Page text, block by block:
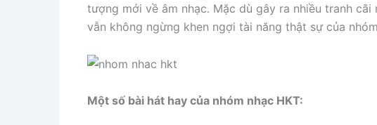
tượng mới về âm nhạc. Mặc dù gây ra nhiều tranh cãi
vẫn không ngừng khen ngợi tài năng thật sự của
Một số bài hát hay của nhóm nhạc HKT: